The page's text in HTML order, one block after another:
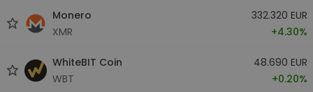
Monero
XMR
332.320 EUR
+4.30%
WhiteBIT Coin
WBT
48.690 EUR
+0.20%